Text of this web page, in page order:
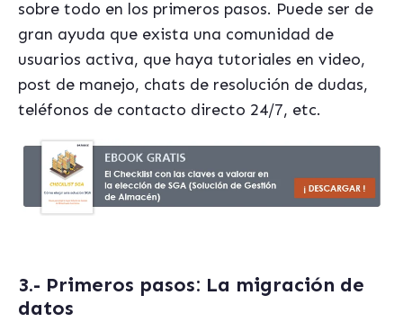
sobre todo en los primeros pasos. Puede ser de
gran ayuda que exista una comunidad de
usuarios activa, que haya tutoriales en video,
post de manejo, chats de resolución de dudas,
teléfonos de contacto directo 24/7, etc.
3.- Primeros pasos: La migración de
datos